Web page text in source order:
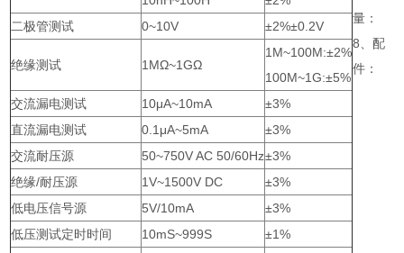
二极管测试
0~10V ±2%±0.2V
绝缘测试 1MΩ~1GΩ
1M~100M:±2%
100M~1G:±5%
交流漏电测试
10μA~10mA
±3%
直流漏电测试
0.1μA~5mA
±3%
交流耐压源
50~750V AC 50/60Hz±3%
绝缘/耐压源
1V~1500V DC
±3%
低电压信号源
5V/10mA
±3%
低压测试定时时间
10mS~999S
±1%
量：
8、配
件：